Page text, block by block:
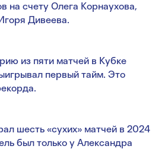
на счету Олега Корнаухова,
Дивеева.
из пяти матчей в Кубке
первый тайм. Это
шесть «сухих» матчей в 2024
был только у Александра